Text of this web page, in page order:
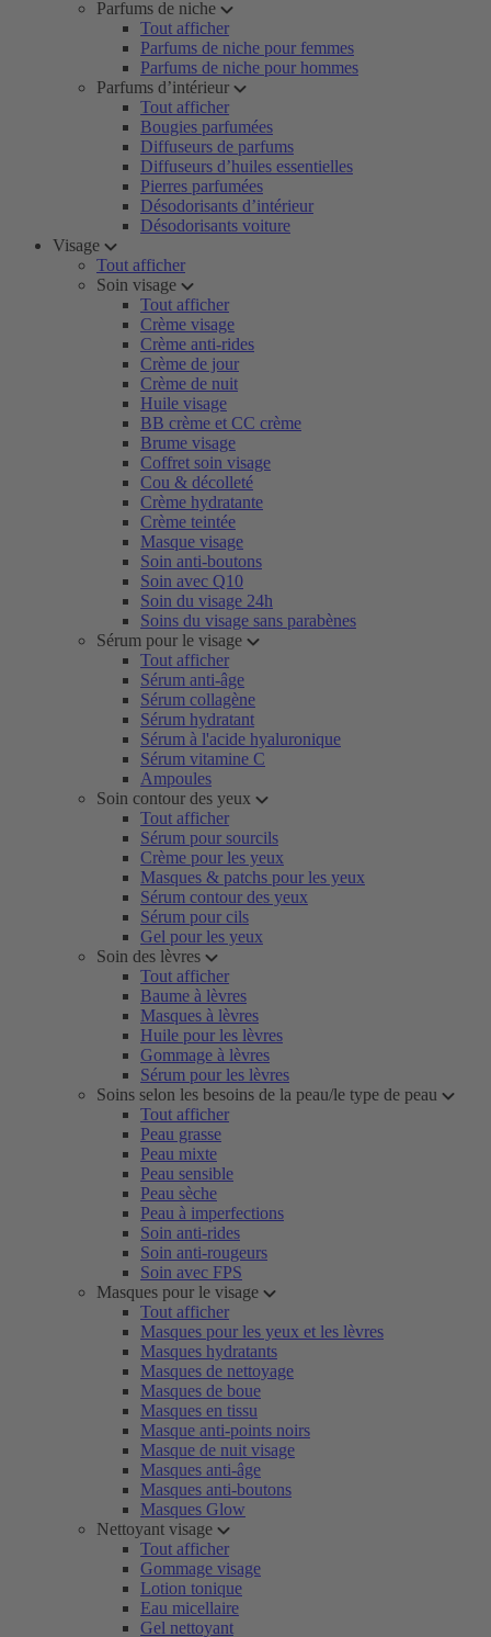
Parfums de niche
Tout afficher
Parfums de niche pour femmes
Parfums de niche pour hommes
Parfums d’intérieur
Tout afficher
Bougies parfumées
Diffuseurs de parfums
Diffuseurs d’huiles essentielles
Pierres parfumées
Désodorisants d’intérieur
Désodorisants voiture
Visage
Tout afficher
Soin visage
Tout afficher
Crème visage
Crème anti-rides
Crème de jour
Crème de nuit
Huile visage
BB crème et CC crème
Brume visage
Coffret soin visage
Cou & décolleté
Crème hydratante
Crème teintée
Masque visage
Soin anti-boutons
Soin avec Q10
Soin du visage 24h
Soins du visage sans parabènes
Sérum pour le visage
Tout afficher
Sérum anti-âge
Sérum collagène
Sérum hydratant
Sérum à l'acide hyaluronique
Sérum vitamine C
Ampoules
Soin contour des yeux
Tout afficher
Sérum pour sourcils
Crème pour les yeux
Masques & patchs pour les yeux
Sérum contour des yeux
Sérum pour cils
Gel pour les yeux
Soin des lèvres
Tout afficher
Baume à lèvres
Masques à lèvres
Huile pour les lèvres
Gommage à lèvres
Sérum pour les lèvres
Soins selon les besoins de la peau/le type de peau
Tout afficher
Peau grasse
Peau mixte
Peau sensible
Peau sèche
Peau à imperfections
Soin anti-rides
Soin anti-rougeurs
Soin avec FPS
Masques pour le visage
Tout afficher
Masques pour les yeux et les lèvres
Masques hydratants
Masques de nettoyage
Masques de boue
Masques en tissu
Masque anti-points noirs
Masque de nuit visage
Masques anti-âge
Masques anti-boutons
Masques Glow
Nettoyant visage
Tout afficher
Gommage visage
Lotion tonique
Eau micellaire
Gel nettoyant